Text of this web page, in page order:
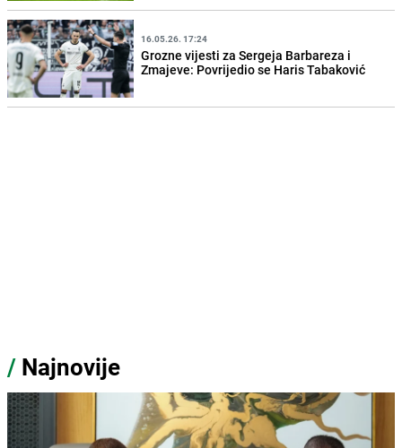
16.05.26. 17:24
Grozne vijesti za Sergeja Barbareza i
Zmajeve: Povrijedio se Haris Tabaković
/ Najnovije